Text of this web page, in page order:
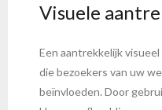
Visuele
Een aantrekkelijk
die bezoekers van uw
beïnvloeden. Door